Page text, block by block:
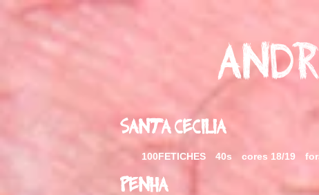
Skip
Santa Cecilia
100FETICHES 40s cores 18/19
Penha